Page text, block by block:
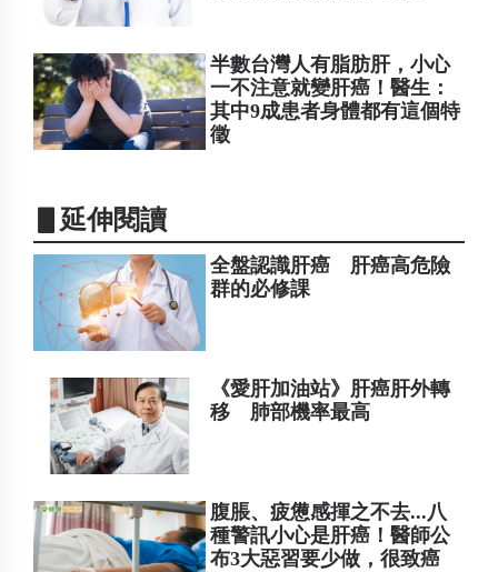
半數台灣人有脂肪肝，小心
一不注意就變肝癌！醫生：
其中9成患者身體都有這個特
徵
▋延伸閱讀
全盤認識肝癌 肝癌高危險
群的必修課
《愛肝加油站》肝癌肝外轉
移 肺部機率最高
腹脹、疲憊感揮之不去...八
種警訊小心是肝癌！醫師公
布3大惡習要少做，很致癌